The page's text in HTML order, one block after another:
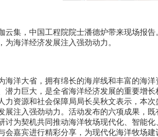
集，中国工程院院士潘德炉带来现场报告
为海洋经济发展注入强劲动力。
洋大省，拥有绵长的海岸线和丰富的海洋
潜力巨大，是全省海洋经济发展的重要增长
资源和社会保障局局长吴秋文表示，本次
展注入强劲动力。活动发布的六项成果，
讨为契机共同推动海洋牧场现代化、智能
嘉宾进行精彩分享，为现代化海洋牧场建